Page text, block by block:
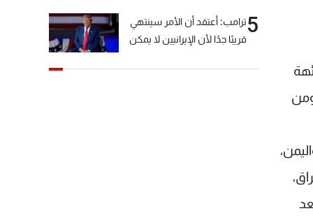
5ترامب: أعتقد أن الأمر سينتهي
قريبًا جدًا لأن الإيرانيين لا يمكن